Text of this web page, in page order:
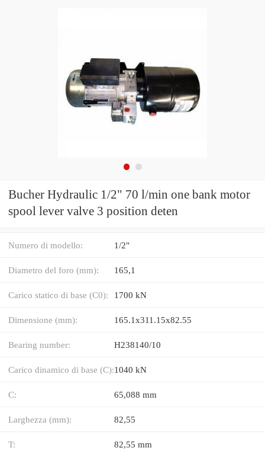
Bucher Hydraulic 1/2" 70 l/min one bank motor
spool lever valve 3 position deten
Numero di modello: 1/2"
Diametro del foro (mm): 165,1
Carico statico di base (C0): 1700 kN
Dimensione (mm): 165.1x311.15x82.55
Bearing number: H238140/10
Carico dinamico di base (C):1040 kN
C: 65,088 mm
Larghezza (mm): 82,55
T: 82,55 mm